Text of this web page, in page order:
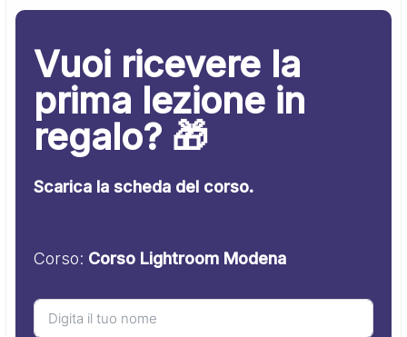
Vuoi ricevere la
prima lezione in
regalo? 🎁
Scarica la scheda del corso.
Corso: Corso Lightroom Modena